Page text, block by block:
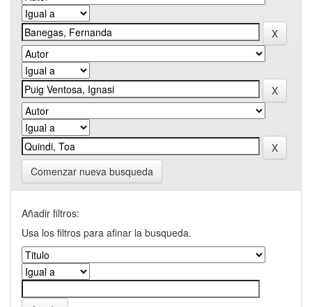
Comenzar nueva busqueda
Añadir filtros:
Usa los filtros para afinar la busqueda.